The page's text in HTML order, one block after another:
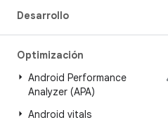
Desarrollo
Optimización
Android Performance
Analyzer (APA)
Android vitals